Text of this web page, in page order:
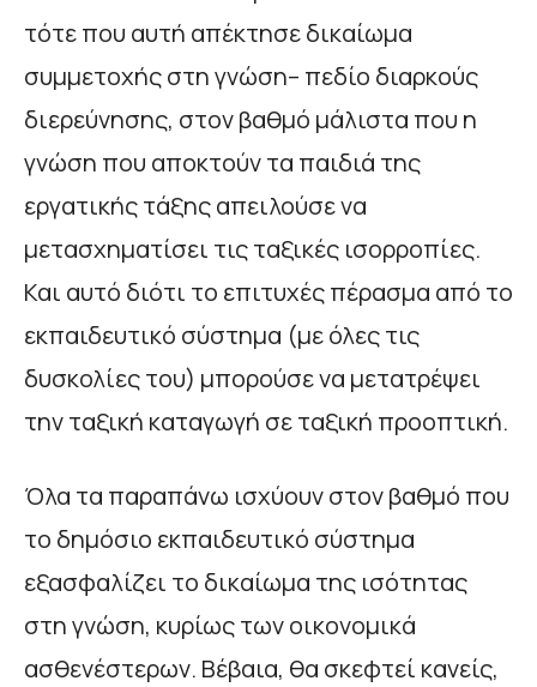
τότε που αυτή απέκτησε δικαίωμα
συμμετοχής στη γνώση– πεδίο διαρκούς
διερεύνησης, στον βαθμό μάλιστα που η
γνώση που αποκτούν τα παιδιά της
εργατικής τάξης απειλούσε να
μετασχηματίσει τις ταξικές ισορροπίες.
Και αυτό διότι το επιτυχές πέρασμα από το
εκπαιδευτικό σύστημα (με όλες τις
δυσκολίες του) μπορούσε να μετατρέψει
την ταξική καταγωγή σε ταξική προοπτική.
Όλα τα παραπάνω ισχύουν στον βαθμό που
το δημόσιο εκπαιδευτικό σύστημα
εξασφαλίζει το δικαίωμα της ισότητας
στη γνώση, κυρίως των οικονομικά
ασθενέστερων. Βέβαια, θα σκεφτεί κανείς,